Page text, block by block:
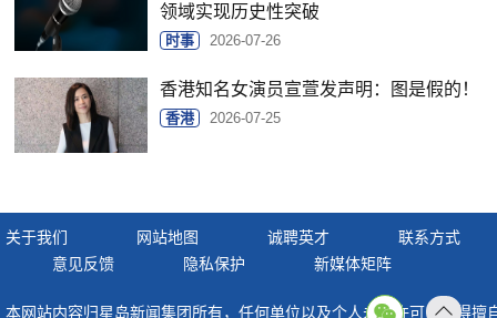
领域实现历史性突破
时事 2026-07-26
香港知名女演员宣萱发声明：图是假的！
香港 2026-07-25
关于我们 网站地图 诚聘英才
联系方式
意见反馈
隐私保护 新媒体矩阵
本网站内容归星岛新闻集团所有，任何单位以及个人未经许可，不得擅